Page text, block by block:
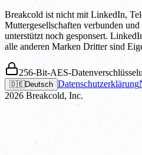
Breakcold ist nicht mit LinkedIn,
Muttergesellschaften verbunden
unterstützt noch gesponsert.
alle anderen Marken Dritter sind
256-Bit-AES-
🇩🇪Deutsch Datenschutzerklärung
2026 Breakcold, Inc.